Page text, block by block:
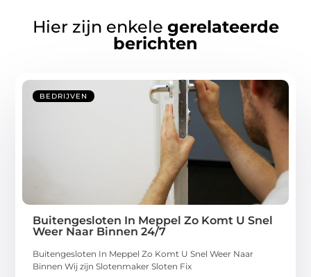
Hier zijn enkele gerelateerde
berichten
BEDRIJVEN
Buitengesloten In Meppel Zo Komt U Snel
Weer Naar Binnen 24/7
Buitengesloten In Meppel Zo Komt U Snel Weer Naar
Binnen Wij zijn Slotenmaker Sloten Fix